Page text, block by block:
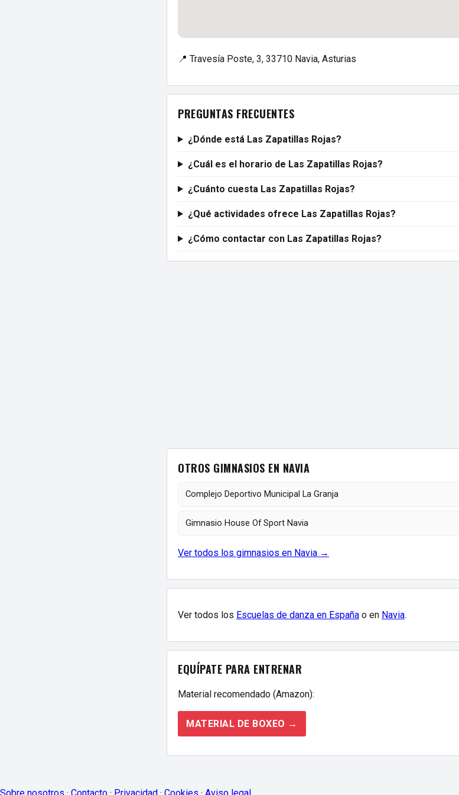
📍 Travesía Poste, 3, 33710 Navia, Asturias
PREGUNTAS FRECUENTES
¿Dónde está Las Zapatillas Rojas?
¿Cuál es el horario de Las Zapatillas Rojas?
¿Cuánto cuesta Las Zapatillas Rojas?
¿Qué actividades ofrece Las Zapatillas Rojas?
¿Cómo contactar con Las Zapatillas Rojas?
OTROS GIMNASIOS EN NAVIA
Complejo Deportivo Municipal La Granja
Gimnasio House Of Sport Navia
Ver todos los gimnasios en Navia →
Ver todos los Escuelas de danza en España o en Navia.
EQUÍPATE PARA ENTRENAR
Material recomendado (Amazon):
MATERIAL DE BOXEO →